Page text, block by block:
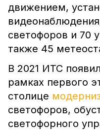
движением,
светофоров и 70
также 45
В 2021 ИТС
рамках первого
столице
светофоров,
светофорного